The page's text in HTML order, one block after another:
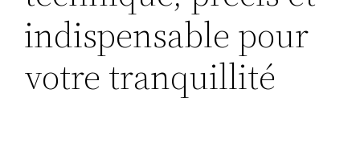
indispensable pour
votre tranquillité